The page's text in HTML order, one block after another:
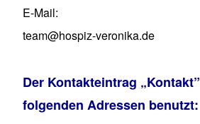
E-Mail
team@hospiz-veronika.de
Der Kontakteintrag „Kontakt”
folgenden Adressen benutzt: